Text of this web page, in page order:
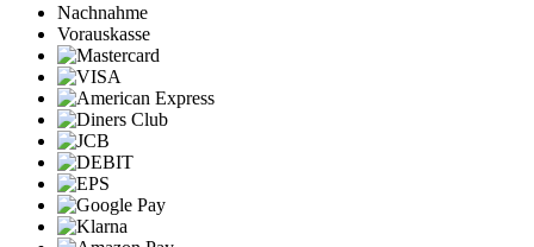
Nachnahme
Vorauskasse